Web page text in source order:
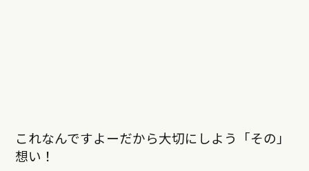
これなんですよーだから大切にしよう「その」
想い！